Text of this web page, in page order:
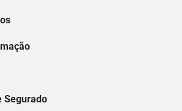
Segurado